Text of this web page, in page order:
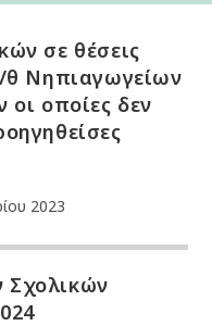
σε θέσεις
θ Νηπιαγωγείων
οποίες δεν
2023